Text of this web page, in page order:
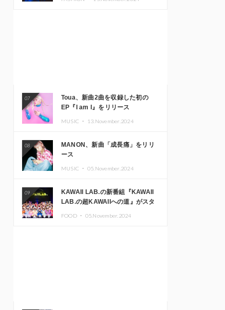
07
Toua、新曲2曲を収録した初の
EP『I am I』をリリース
MUSIC ・ 13.November.2024
08
MANON、新曲「成長痛」をリリ
ース
MUSIC ・ 05.November.2024
09
KAWAII LAB.の新番組『KAWAII
LAB.の超KAWAIIへの道』がスタ
FOOD ・ 05.November.2024